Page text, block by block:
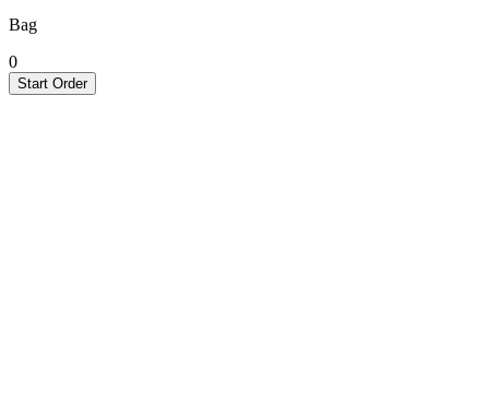
Bag
0
Start Order